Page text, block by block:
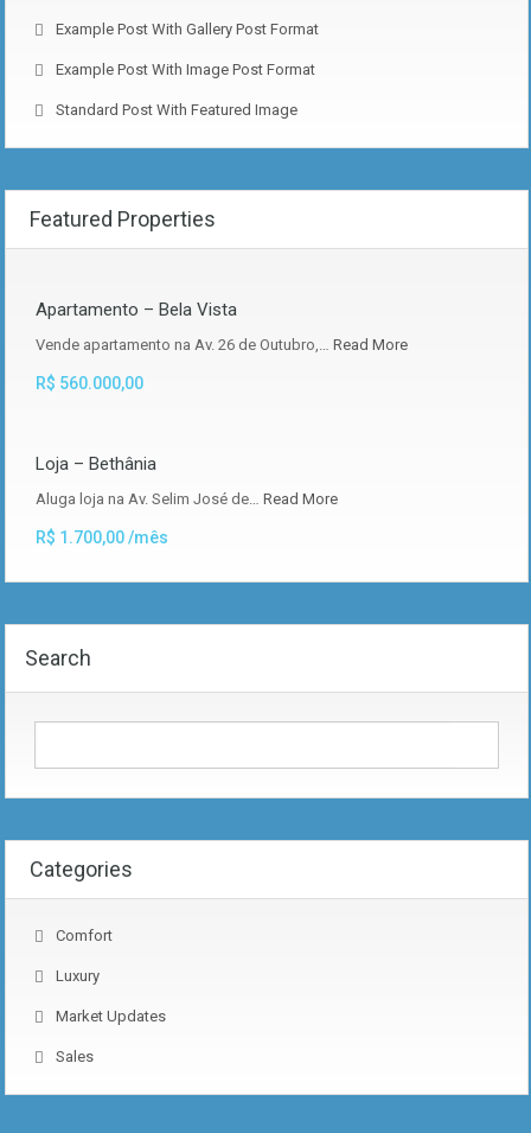
Example Post With Gallery Post Format
Example Post With Image Post Format
Standard Post With Featured Image
Featured Properties
Apartamento – Bela Vista
Vende apartamento na Av. 26 de Outubro,… Read More
R$ 560.000,00
Loja – Bethânia
Aluga loja na Av. Selim José de… Read More
R$ 1.700,00 /mês
Search
Categories
Comfort
Luxury
Market Updates
Sales